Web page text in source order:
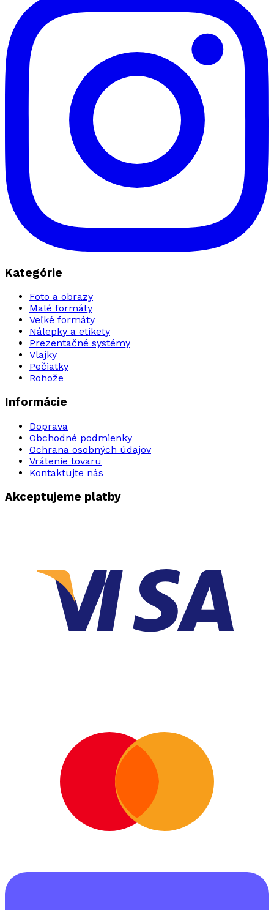
Kategórie
Foto a obrazy
Malé formáty
Veľké formáty
Nálepky a etikety
Prezentačné systémy
Vlajky
Pečiatky
Rohože
Informácie
Doprava
Obchodné podmienky
Ochrana osobných údajov
Vrátenie tovaru
Kontaktujte nás
Akceptujeme platby